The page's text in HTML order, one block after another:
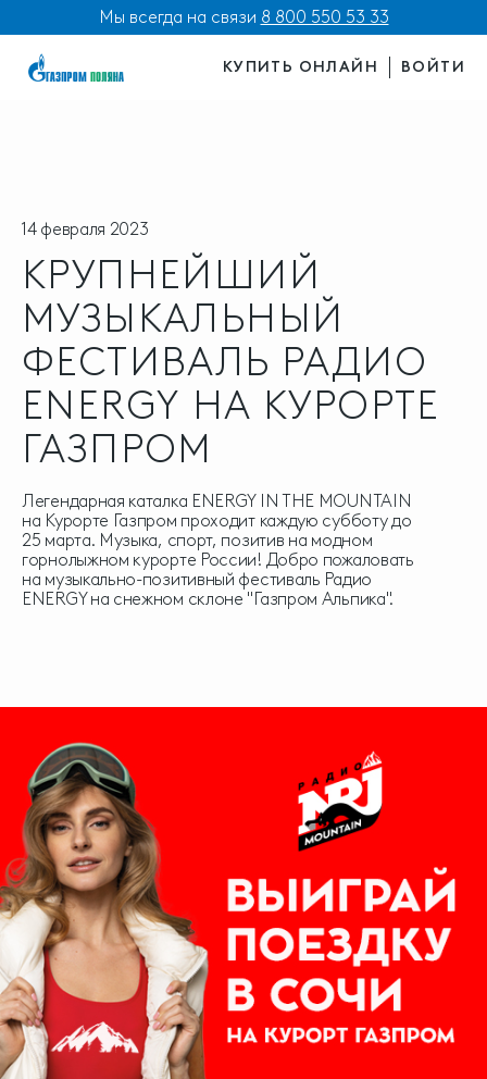
Мы всегда на связи 8 800 550 53 33
КУПИТЬ ОНЛАЙН ВОЙТИ
14 февраля 2023
КРУПНЕЙШИЙ
МУЗЫКАЛЬНЫЙ
ФЕСТИВАЛЬ РАДИО
ENERGY НА КУРОРТЕ
ГАЗПРОМ
Легендарная каталка ENERGY IN THE MOUNTAIN
на Курорте Газпром проходит каждую субботу до
25 марта. Музыка, спорт, позитив на модном
горнолыжном курорте России! Добро пожаловать
на музыкально-позитивный фестиваль Радио
ENERGY на снежном склоне "Газпром Альпика".